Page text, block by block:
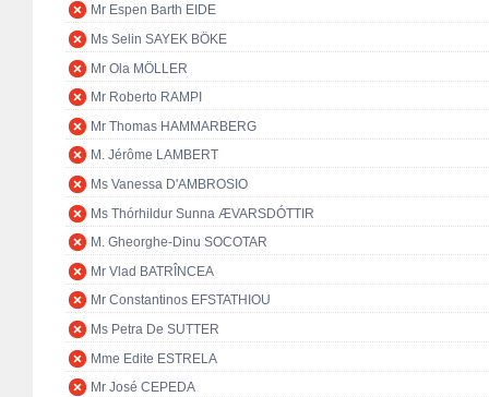
Mr Espen Barth EIDE
Ms Selin SAYEK BÖKE
Mr Ola MÖLLER
Mr Roberto RAMPI
Mr Thomas HAMMARBERG
M. Jérôme LAMBERT
Ms Vanessa D'AMBROSIO
Ms Thórhildur Sunna ÆVARSDÓTTIR
M. Gheorghe-Dinu SOCOTAR
Mr Vlad BATRÎNCEA
Mr Constantinos EFSTATHIOU
Ms Petra De SUTTER
Mme Edite ESTRELA
Mr José CEPEDA